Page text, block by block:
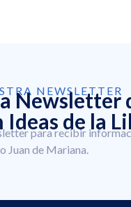
NEWSLETTER
Newsletter
Ideas de la
para recibir
Juan de Mariana.